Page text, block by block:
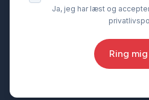
Ja, jeg har læst og
Ring